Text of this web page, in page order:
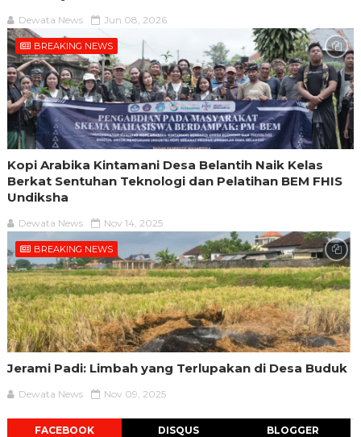
Dewata News Jun 08, 2026
BREAKING NEWS
Kopi Arabika Kintamani Desa Belantih Naik Kelas
Berkat Sentuhan Teknologi dan Pelatihan BEM FHIS
Undiksha
Dewata News Nov 14, 2025
BREAKING NEWS
Jerami Padi: Limbah yang Terlupakan di Desa Buduk
Dewata News Nov 09, 2025
FACEBOOK DISQUS BLOGGER